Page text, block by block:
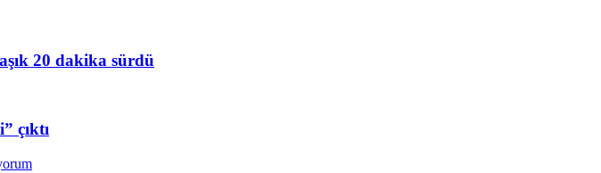
20 dakika sürdü
çıktı